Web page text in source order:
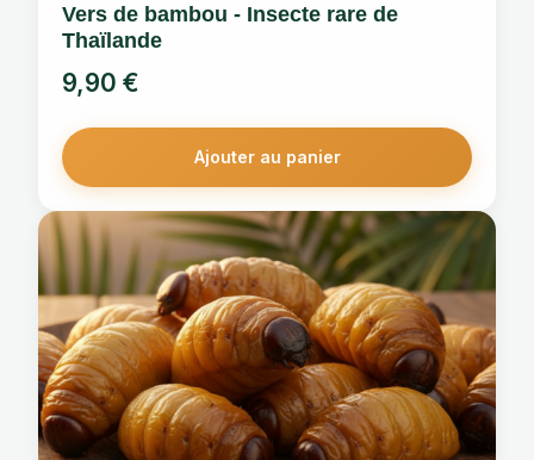
Vers de bambou - Insecte rare de
Thaïlande
9,90 €
Ajouter au panier